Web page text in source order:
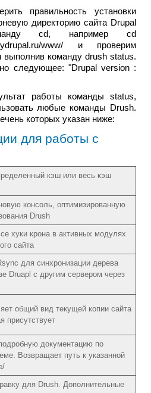
правильность установки
директорию сайта Drupal
cd, напримерcd
www/ и проверим
выполнив команду drush status.
следующее: "Drupal version :
работы команды status,
любые команды Drush.
которых указан ниже:
для работы с
кэш или весь кэш
консоль, оптимизированную
Drush
хуки крона в активных модуляx
сайта
для синхронизации дерева
Druapl с другим сервером через
общий вид текущей копии сайта
присутствует
документацию по
Возвращает путь к указанной
для Drush. Дополнительные